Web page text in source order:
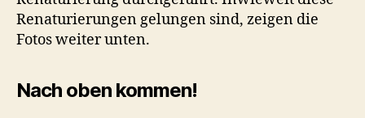
Renaturierungen gelungen sind, zeigen die
Fotos weiter unten.
Nach oben kommen!